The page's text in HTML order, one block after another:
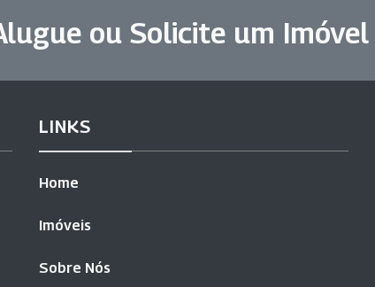
ou Solicite um Imóvel
LINKS
Home
Imóveis
Sobre Nós